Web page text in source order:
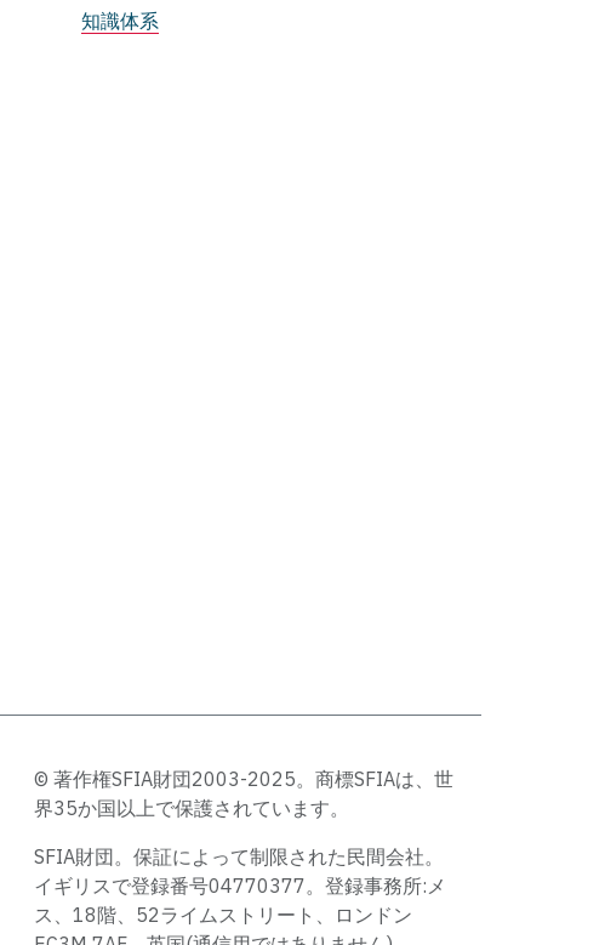
知識体系
© 著作権SFIA財団2003-2025。商標SFIAは、世
界35か国以上で保護されています。
SFIA財団。保証によって制限された民間会社。
イギリスで登録番号04770377。登録事務所:メ
ス、18階、52ライムストリート、ロンドン